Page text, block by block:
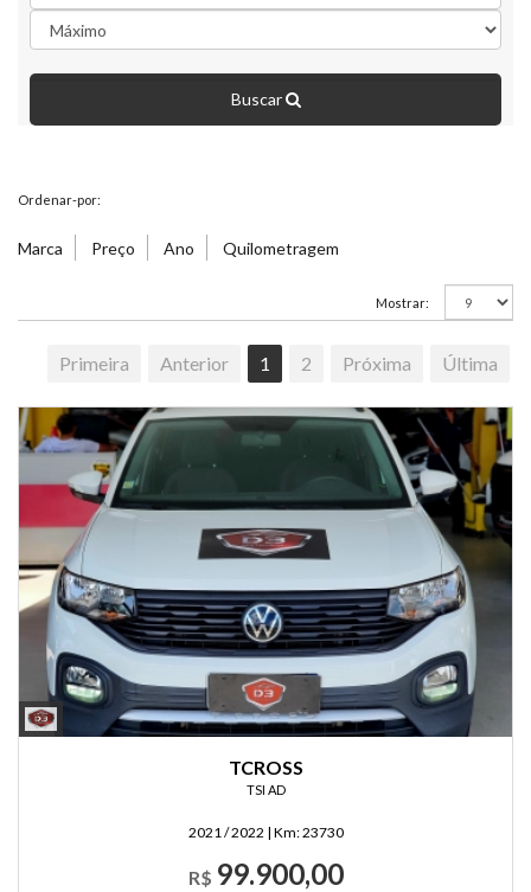
Buscar
Ordenar-por:
Marca Preço Ano Quilometragem
Mostrar:
Primeira Anterior 1 2 Próxima Última
TCROSS
TSI AD
2021 / 2022 | Km:23730
R$ 99.900,00